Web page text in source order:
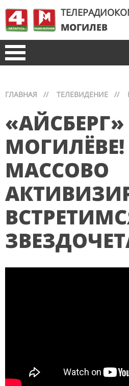
МОГИЛЕВ
ГЛАВНАЯ // ТЕЛЕВИДЕНИЕ //
«АЙСБЕРГ»
МАССОВО